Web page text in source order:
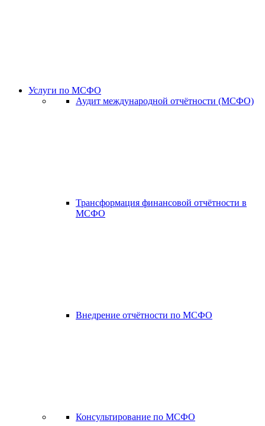
Услуги по МСФО
Аудит международной отчётности (МСФО)
Трансформация финансовой отчётности в
МСФО
Внедрение отчётности по МСФО
Консультирование по МСФО